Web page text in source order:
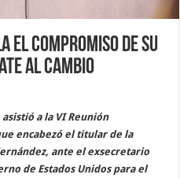
el compromiso de su
al cambio
a la VI Reunión
encabezó el titular de la
ante el exsecretario
de Estados Unidos para el